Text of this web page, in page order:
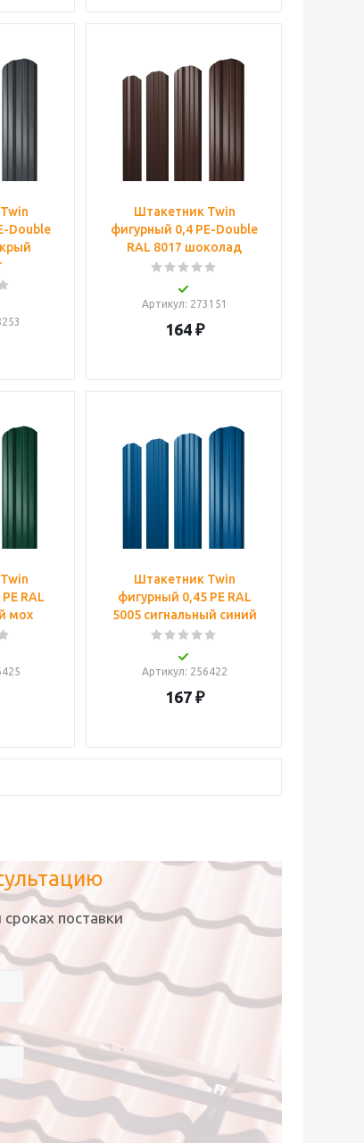
Double
Штакетник Twin
фигурный 0,4 PE-Double
RAL 8017 шоколад
Артикул: 273151
164₽
RAL
мох
Штакетник Twin
фигурный 0,45 PE RAL
5005 сигнальный синий
Артикул: 256422
167₽
поставки